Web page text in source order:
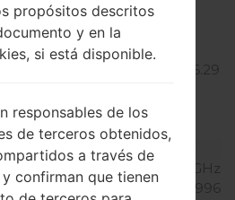
Octubre, 2016
7.6 milímetros (0.30
pulgadas)
159.7 x 78.1 milímetros (6.29
174 gramos (6.14 onzas)
Android 7.0 (Nougat)
2x2.15 GHz Kryo & 2x1.6 GHz
Kryo Qualcomm MSM8996
propósitos descritos
y en la
si está disponible.
responsables de los
de terceros obtenidos,
a través de
confirman que tienen